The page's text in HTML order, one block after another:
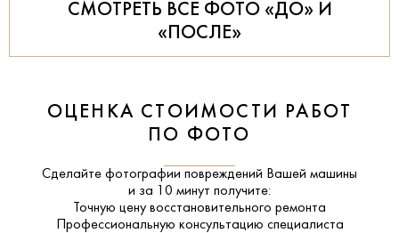
СМОТРЕТЬ ВСЕ ФОТО «ДО» И
«ПОСЛЕ»
ОЦЕНКА СТОИМОСТИ РАБОТ
ПО ФОТО
Сделайте фотографии повреждений Вашей машины
и за
10 минут получите:
Точную цену восстановительного ремонта
Профессиональную консультацию специалиста